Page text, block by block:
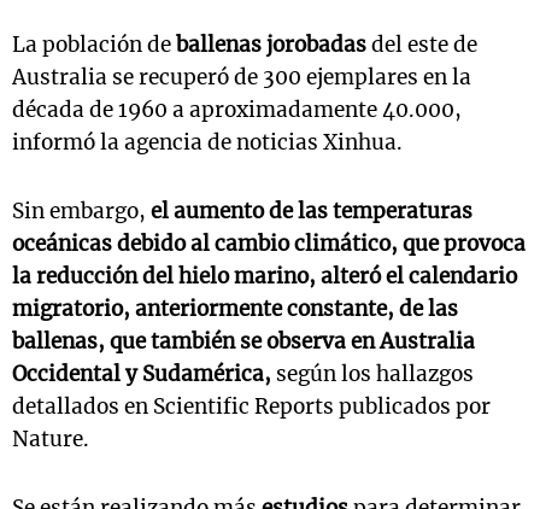
La población deballenas jorobadasdel este de
Australia se recuperó de 300 ejemplares en la
década de 1960 a aproximadamente 40.000,
informó la agencia de noticias Xinhua.
Sin embargo, el aumento de las temperaturas
oceánicas debido al cambio climático, que provoca
la reducción del hielo marino, alteró el calendario
migratorio, anteriormente constante, de las
ballenas, que también se observa en Australia
Occidental y Sudamérica, según los hallazgos
detallados en Scientific Reports publicados por
Nature.